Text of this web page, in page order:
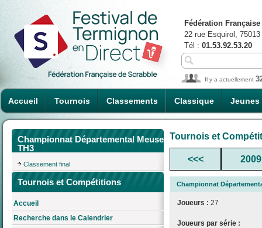
Accueil Tournois Classements Classique Jeunes
Fédération
22 rue Esquirol,
Tél : 01.53.92.53.20
Il y a actuellement
Championnat Départemental Meuse
TH3
Classement final
Tournois et Compétitions
Accueil
Recherche dans le Calendrier
Tournois et
<<< 2009
Championnat
Joueurs : 27
Joueurs par série :